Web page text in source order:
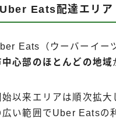
Eats配達エリア
Eats（ウーバーイー
心部のほとんどの地域
以来エリアは順次拡大
い範囲でUber Eatsの